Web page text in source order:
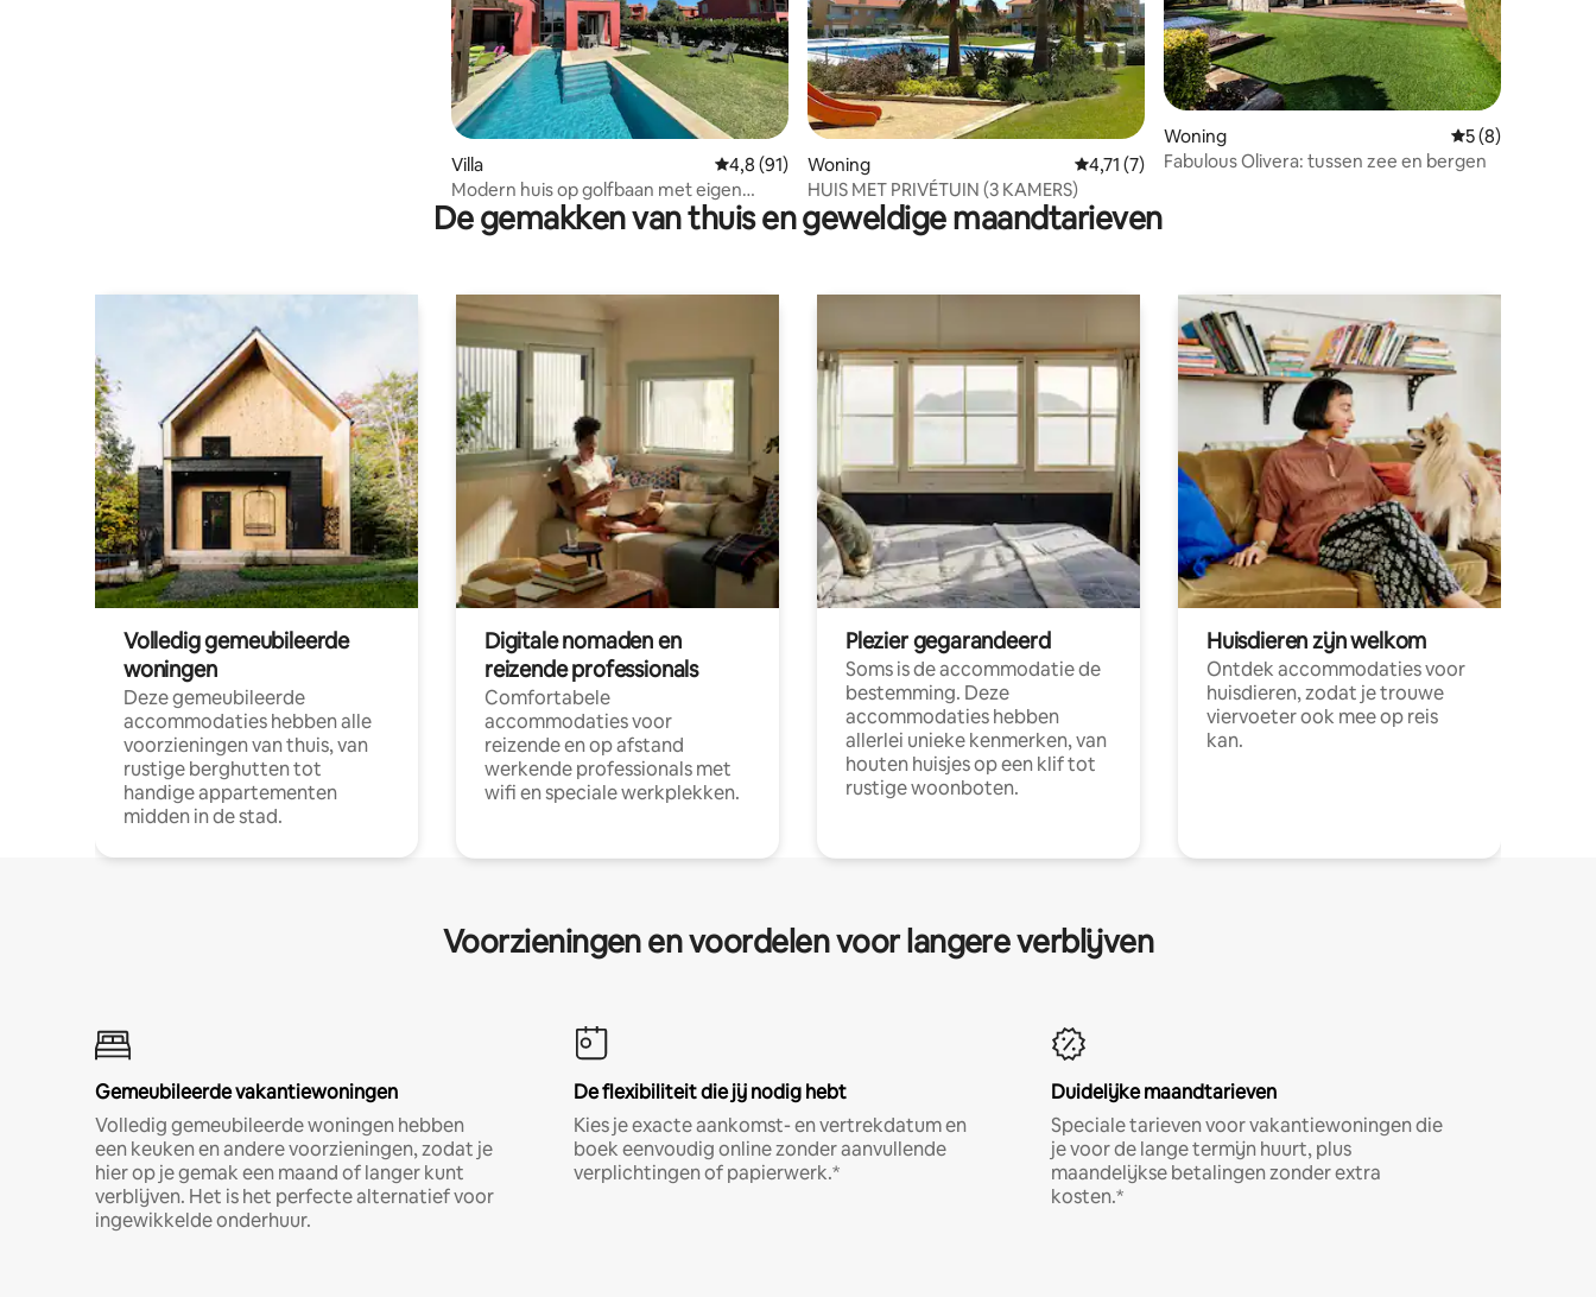
Villa Gemiddelde beoordeling van 4,8 uit 5, 91 recensies
4,8 (91)
Modern huis op golfbaan met eigen
zwembad
Woning Gemiddelde beoordeling van 4,71 uit 5, 7 recensies
4,71 (7)
HUIS MET PRIVÉTUIN (3 KAMERS)
Woning Gemiddelde
5 (8)
Fabulous Olivera: tussen zee en bergen
De gemakken van thuis en geweldige maandtarieven
Volledig gemeubileerde
woningen
Deze gemeubileerde
accommodaties hebben alle
voorzieningen van thuis, van
rustige berghutten tot
handige appartementen
midden in de stad.
Digitale nomaden en
reizende professionals
Comfortabele
accommodaties voor
reizende en op afstand
werkende professionals met
wifi en speciale werkplekken.
Plezier gegarandeerd
Soms is de accommodatie de
bestemming. Deze
accommodaties hebben
allerlei unieke kenmerken, van
houten huisjes op een klif tot
rustige woonboten.
Huisdieren zijn welkom
Ontdek accommodaties voor
huisdieren, zodat je trouwe
viervoeter ook mee op reis
kan.
Voorzieningen en voordelen voor langere verblijven
Gemeubileerde vakantiewoningen
Volledig gemeubileerde woningen hebben
een keuken en andere voorzieningen, zodat je
hier op je gemak een maand of langer kunt
verblijven. Het is het perfecte alternatief voor
ingewikkelde onderhuur.
De flexibiliteit die jij nodig hebt
Kies je exacte aankomst- en vertrekdatum en
boek eenvoudig online zonder aanvullende
verplichtingen of papierwerk.*
Duidelijke maandtarieven
Speciale tarieven voor vakantiewoningen die
je voor de lange termijn huurt, plus
maandelijkse betalingen zonder extra
kosten.*